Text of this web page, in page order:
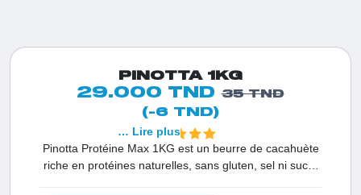
PINOTTA 1KG
29.000 TND 35 TND
(-6 TND)
Pinotta Protéine Max 1KG est un beurre de cacahuète
riche en protéines naturelles, sans gluten, sel ni sucre
… Lire plus